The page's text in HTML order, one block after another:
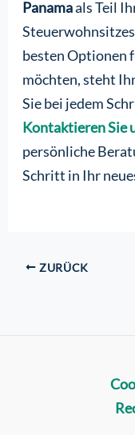
Panamaals Teil
besten Optionen
möchten, steht
Sie bei jedem
Kontaktieren Sie
persönliche
Schritt in Ihr
ZURÜCK